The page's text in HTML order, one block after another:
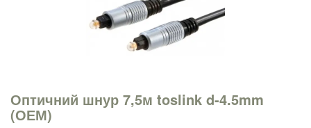
Оптичний шнур 7,5м toslink d-4.5mm
(ОЕМ)